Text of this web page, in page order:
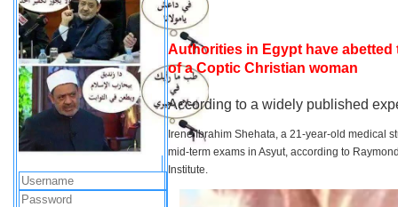
Authorities in Egypt have
of a Coptic Christian woman
According to a widely published
Irene Ibrahim Shehata, a 21-year-old medical
mid-term exams in Asyut, according to
Institute.